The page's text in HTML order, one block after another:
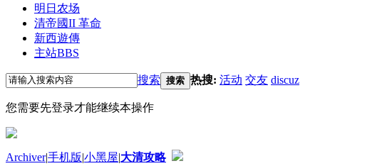
明日农场
清帝國II 革命
新西遊傳
主站BBS
搜索 搜索 热搜: 活动 交友 discuz
您需要先登录才能继续本操作
Archiver|手机版|小黑屋|大清攻略